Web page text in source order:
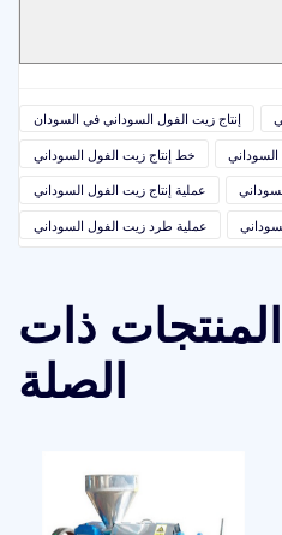
إنتاج زيت الفول السوداني في السودان
خط إنتاج زيت الفول السوداني
عملية إنتاج زيت الفول السوداني
عملية طرد زيت الفول السوداني
ذات
الصلة